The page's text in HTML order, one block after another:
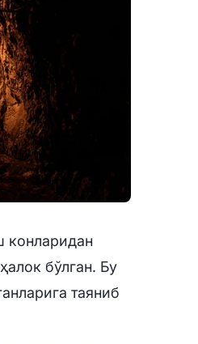
конларидан
бўлган. Бу
таяниб